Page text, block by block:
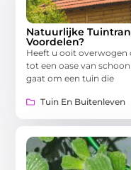
Natuurlijke
Voordelen?
Heeft u ooit
tot een oase van
gaat om een tuin die
Tuin En Buitenleven